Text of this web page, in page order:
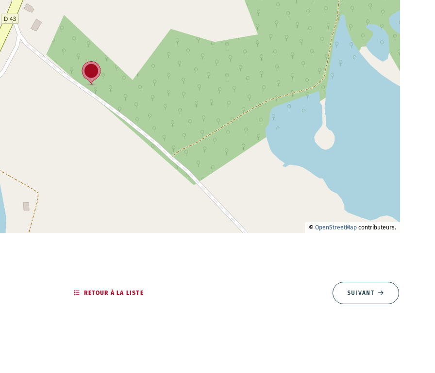
© OpenStreetMap contributeurs.
RETOUR À LA LISTE SUIVANT